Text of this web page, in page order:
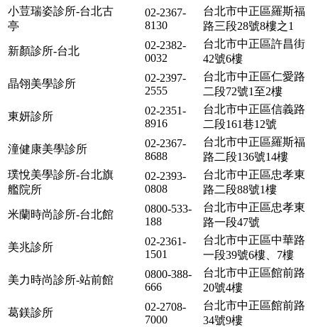
小荳瑞姿診所-台北古
亭
02-2367-
8130
台北市中正區羅斯福
路三段28號8樓之1
新顏診所-台北
02-2382-
0032
台北市中正區許昌街
42號6樓
晶翎美學診所
02-2397-
2555
台北市中正區仁愛路
二段72號1至2樓
東妍診所
02-2351-
8916
台北市中正區信義路
二段161巷12號
潼健康美學診所
02-2367-
8688
台北市中正區羅斯福
路二段136號14樓
璞悅美學診所-台北旗
艦院所
02-2393-
0808
台北市中正區忠孝東
路二段88號1樓
米蘭時尚診所-台北館
0800-533-
188
台北市中正區忠孝東
路一段47號
美兆診所
02-2361-
1501
台北市中正區中華路
一段39號6樓、7樓
美力時尚診所-站前館
0800-388-
666
台北市中正區館前路
20號4樓
葛鎂診所
02-2708-
7000
台北市中正區館前路
34號9樓